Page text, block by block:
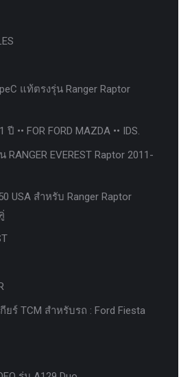
แท้ตรงรุ่น Ranger Raptor
•• FOR FORD MAZDA •• IDS.
EVEREST Raptor 2011-
USA สำหรับ Ranger Raptor
ร์ TCM สำหรับรถ : Ford Fiesta